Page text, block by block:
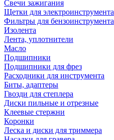
Свечи зажигания
Щетки для электроинструмента
Фильтры для бензоинструмента
Изолента
Лента, уплотнители
Масло
Подшипники
Подшипники для фрез
Расходники для инструмента
Биты, адаптеры
Гвозди для степлера
Диски пильные и отрезные
Клеевые стержни
Коронки
Леска и диски для триммера